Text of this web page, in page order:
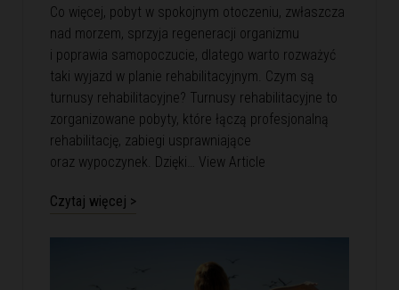
Co więcej, pobyt w spokojnym otoczeniu, zwłaszcza
nad morzem, sprzyja regeneracji organizmu
i poprawia samopoczucie, dlatego warto rozważyć
taki wyjazd w planie rehabilitacyjnym. Czym są
turnusy rehabilitacyjne? Turnusy rehabilitacyjne to
zorganizowane pobyty, które łączą profesjonalną
rehabilitację, zabiegi usprawniające
oraz wypoczynek. Dzięki… View Article
Czytaj więcej >